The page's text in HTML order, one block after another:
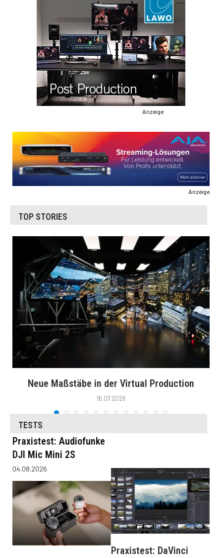
Anzeige
Anzeige
TOP STORIES
Neue Maßstäbe in der Virtual Production
16.07.2026
TESTS
Praxistest: Audiofunke
DJI Mic Mini 2S
04.08.2026
Praxistest: DaVinci